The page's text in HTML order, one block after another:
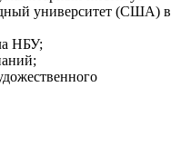
университет (США) в
НБУ;